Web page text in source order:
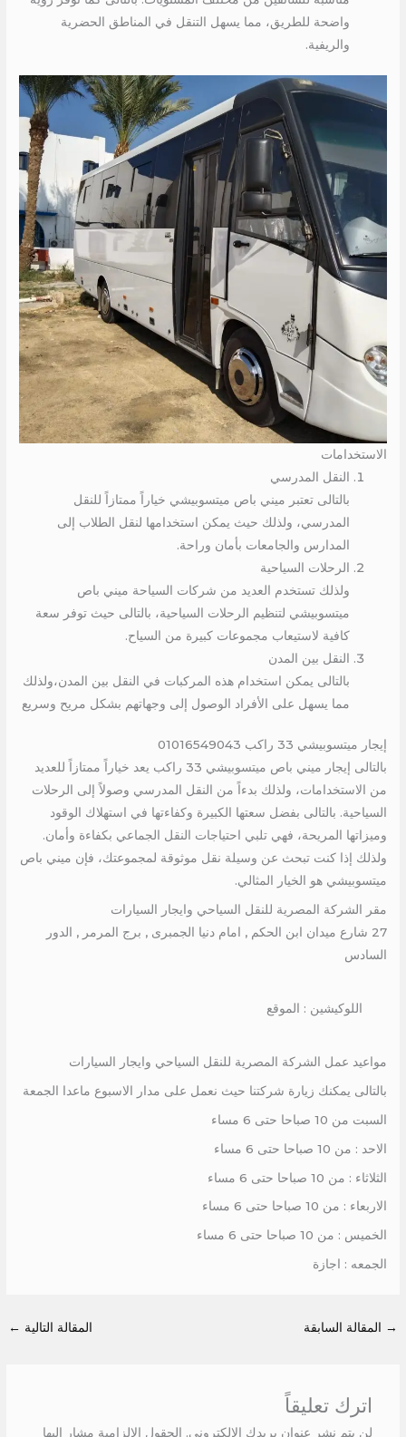
واضحة للطريق، مما يسهل التنقل في المناطق الحضرية
والريفية.
الاستخدامات
النقل المدرسي
بالتالى تعتبر ميني باص ميتسوبيشي خياراً ممتازاً للنقل
المدرسي، ولذلك حيث يمكن استخدامها لنقل الطلاب إلى
المدارس والجامعات بأمان وراحة.
الرحلات السياحية
ولذلك تستخدم العديد من شركات السياحة ميني باص
ميتسوبيشي لتنظيم الرحلات السياحية، بالتالى حيث توفر سعة
كافية لاستيعاب مجموعات كبيرة من السياح.
النقل بين المدن
بالتالى يمكن استخدام هذه المركبات في النقل بين المدن،ولذلك
مما يسهل على الأفراد الوصول إلى وجهاتهم بشكل مريح وسريع
إيجار ميتسوبيشي 33 راكب 01016549043
بالتالى إيجار ميني باص ميتسوبيشي 33 راكب يعد خياراً ممتازاً للعديد
من الاستخدامات، ولذلك بدءاً من النقل المدرسي وصولاً إلى الرحلات
السياحية. بالتالى بفضل سعتها الكبيرة وكفاءتها في استهلاك الوقود
وميزاتها المريحة، فهي تلبي احتياجات النقل الجماعي بكفاءة وأمان.
ولذلك إذا كنت تبحث عن وسيلة نقل موثوقة لمجموعتك، فإن ميني باص
ميتسوبيشي هو الخيار المثالي.
مقر الشركة المصرية للنقل السياحي وايجار السيارات
27 شارع ميدان ابن الحكم , امام دنيا الجمبرى , برج المرمر , الدور
السادس
اللوكيشين : الموقع
مواعيد عمل الشركة المصرية للنقل السياحي وايجار السيارات
بالتالى يمكنك زيارة شركتنا حيث نعمل على مدار الاسبوع ماعدا الجمعة
السبت من 10 صباحا حتى 6 مساء
الاحد : من 10 صباحا حتى 6 مساء
الثلاثاء : من 10 صباحا حتى 6 مساء
الاربعاء : من 10 صباحا حتى 6 مساء
الخميس : من 10 صباحا حتى 6 مساء
الجمعه : اجازة
→ المقالة السابقة المقالة التالية ←
اترك تعليقاً
لن يتم نشر عنوان بريدك الإلكتروني. الحقول الإلزامية مشار إليها